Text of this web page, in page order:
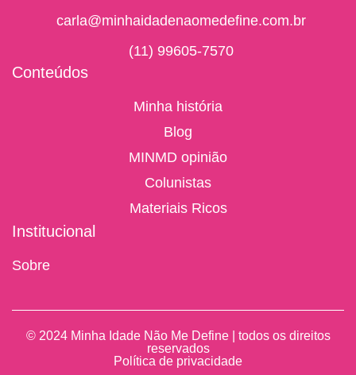
carla@minhaidadenaomedefine.com.br
(11) 99605-7570
Conteúdos
Minha história
Blog
MINMD opinião
Colunistas
Materiais Ricos
Institucional
Sobre
© 2024 Minha Idade Não Me Define | todos os direitos
reservados
Política de privacidade